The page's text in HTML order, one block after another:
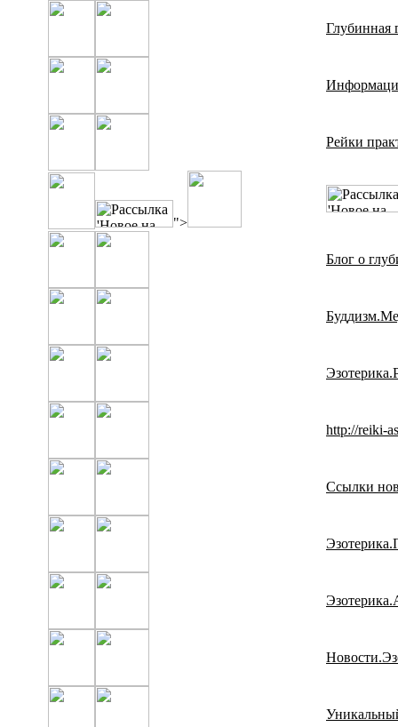
Глубинная
Рейки
">
Блог о
http://reiki-
Ccылки